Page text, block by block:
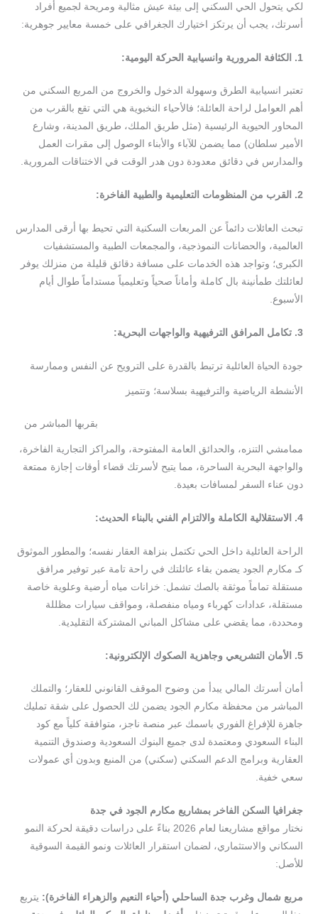
لكي يتحول الحي السكني إلى بيئة عيش مثالية ومريحة لجميع أفراد
أسرتك، يجب أن يرتكز اختيارك الجغرافي على خمسة معايير جوهرية:
1. الكثافة المرورية وانسيابية الحركة اليومية:
تعتبر انسيابية الطرق وسهولة الدخول والخروج من المربع السكني من
أهم العوامل لراحة العائلة؛ فالأحياء النخبوية هي التي تقع بالقرب من
المحاور الحيوية الرئيسية (مثل طريق الملك، طريق المدينة، وشارع
الأمير سلطان) مما يضمن للآباء والأبناء الوصول إلى مقرات العمل
والمدارس في دقائق معدودة دون هدر الوقت في الاختناقات المرورية.
2. القرب من المنظومات التعليمية والطبية الفاخرة:
تبحث العائلات دائماً عن المربعات السكنية التي تحيط بها أرقى المدارس
العالمية، والحضانات النموذجية، والمجمعات الطبية والمستشفيات
الكبرى؛ وتواجد هذه الخدمات على مسافة دقائق قليلة من منزلك يوفر
لعائلتك طمأنينة بال كاملة وأماناً صحياً وتعليمياً مستداماً طوال أيام
الأسبوع.
3. تكامل المرافق الترفيهية والواجهات البحرية:
جودة الحياة العائلية ترتبط بالقدرة على الترويح عن النفس وممارسة
الأنشطة الرياضية والترفيهية بسلاسة؛ وتتميز
بقربها المباشر من
ممامشي التنزه، والحدائق العامة المفتوحة، والمراكز التجارية الفاخرة،
والواجهة البحرية الساحرة، مما يتيح لأسرتك قضاء أوقات إجازة ممتعة
دون عناء السفر لمسافات بعيدة.
4. الاستقلالية الكاملة والالتزام الفني بالبناء الحديث:
الراحة العائلية داخل الحي تكتمل بنزاهة العقار نفسه؛ والمطور الموثوق
كـ مكارم الجود يضمن بقاء عائلتك في راحة تامة عبر توفير مرافق
مستقلة تماماً موثقة بالصك تشمل: خزانات مياه أرضية وعلوية خاصة
مستقلة، عدادات كهرباء ومياه منفصلة، ومواقف سيارات مظللة
ومحددة، مما يقضي على مشاكل المباني المشتركة التقليدية.
5. الأمان التشريعي وجاهزية الصكوك الإلكترونية:
أمان أسرتك المالي يبدأ من وضوح الموقف القانوني للعقار؛ والتملك
المباشر من محفظة مكارم الجود يضمن لك الحصول على شقة تمليك
جاهزة للإفراغ الفوري باسمك عبر منصة ناجز، متوافقة كلياً مع كود
البناء السعودي ومعتمدة لدى جميع البنوك السعودية وصندوق التنمية
العقارية وبرامج الدعم السكني (سكني) من المنبع وبدون أي عمولات
سعي خفية.
جغرافيا السكن الفاخر بمشاريع مكارم الجود في جدة
نختار مواقع مشاريعنا لعام 2026 بناءً على دراسات دقيقة لحركة النمو
السكاني والاستثماري، لضمان استقرار العائلات ونمو القيمة السوقية
للأصل:
مربع شمال وغرب جدة الساحلي ( أحياء النعيم والزهراء الفاخرة): يتربع